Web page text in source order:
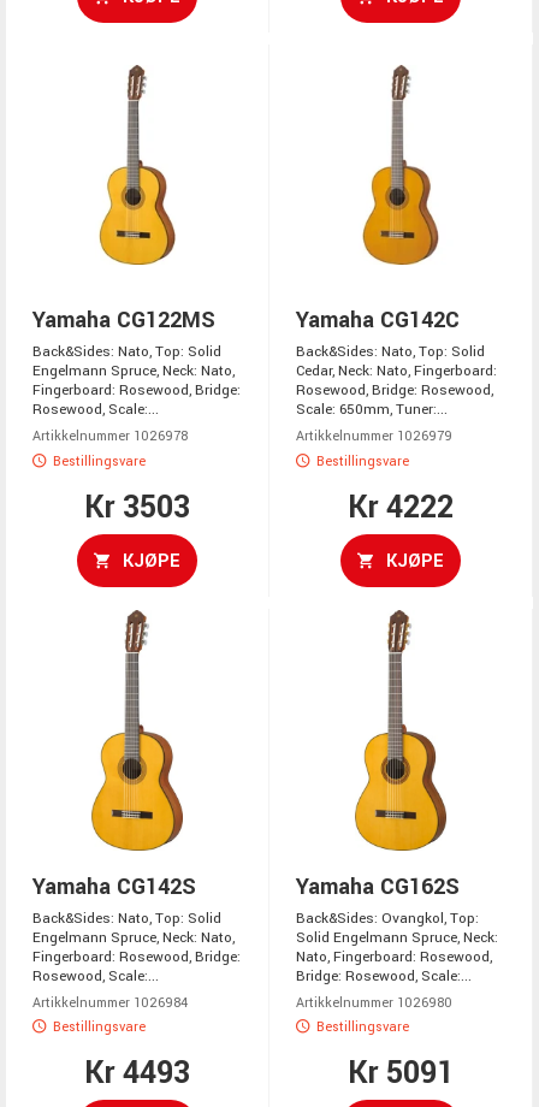
Yamaha CG122MS
Back&Sides: Nato, Top: Solid
Engelmann Spruce, Neck: Nato,
Fingerboard: Rosewood, Bridge:
Rosewood, Scale:...
Artikkelnummer 1026978
Bestillingsvare
Kr 3503
KJØPE
Yamaha CG142C
Back&Sides: Nato, Top: Solid
Cedar, Neck: Nato, Fingerboard:
Rosewood, Bridge: Rosewood,
Scale: 650mm, Tuner:...
Artikkelnummer 1026979
Bestillingsvare
Kr 4222
KJØPE
Yamaha CG142S
Back&Sides: Nato, Top: Solid
Engelmann Spruce, Neck: Nato,
Fingerboard: Rosewood, Bridge:
Rosewood, Scale:...
Artikkelnummer 1026984
Bestillingsvare
Kr 4493
Yamaha CG162S
Back&Sides: Ovangkol, Top:
Solid Engelmann Spruce, Neck:
Nato, Fingerboard: Rosewood,
Bridge: Rosewood, Scale:...
Artikkelnummer 1026980
Bestillingsvare
Kr 5091